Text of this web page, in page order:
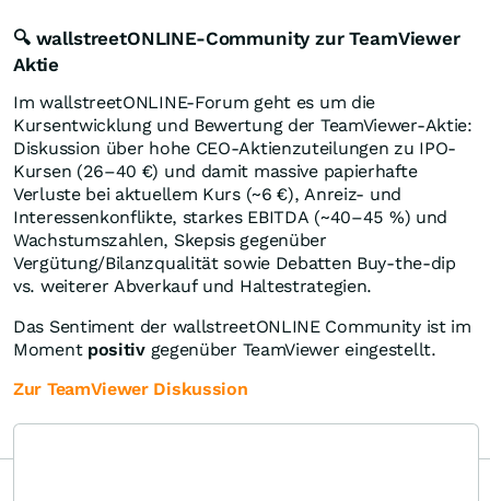
🔍 wallstreetONLINE-Community zur TeamViewer
Aktie
Im wallstreetONLINE-Forum geht es um die
Kursentwicklung und Bewertung der TeamViewer-Aktie:
Diskussion über hohe CEO-Aktienzuteilungen zu IPO-
Kursen (26–40 €) und damit massive papierhafte
Verluste bei aktuellem Kurs (~6 €), Anreiz- und
Interessenkonflikte, starkes EBITDA (~40–45 %) und
Wachstumszahlen, Skepsis gegenüber
Vergütung/Bilanzqualität sowie Debatten Buy-the-dip
vs. weiterer Abverkauf und Haltestrategien.
Das Sentiment der wallstreetONLINE Community ist im
Moment positivgegenüber TeamViewer eingestellt.
Zur TeamViewer Diskussion